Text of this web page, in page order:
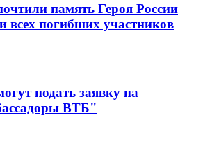
память Героя России
всех погибших участников
подать заявку на
ВТБ"